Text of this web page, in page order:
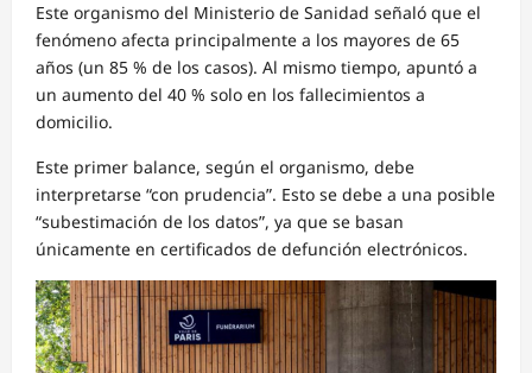
Este organismo del Ministerio de Sanidad señaló que el
fenómeno afecta principalmente a los mayores de 65
años (un 85 % de los casos). Al mismo tiempo, apuntó a
un aumento del 40 % solo en los fallecimientos a
domicilio.
Este primer balance, según el organismo, debe
interpretarse “con prudencia”. Esto se debe a una posible
“subestimación de los datos”, ya que se basan
únicamente en certificados de defunción electrónicos.